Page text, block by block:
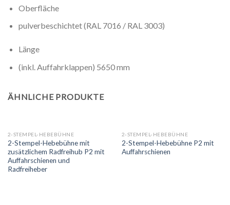
Oberfläche
pulverbeschichtet (RAL 7016 / RAL 3003)
Länge
(inkl. Auffahrklappen) 5650 mm
ÄHNLICHE PRODUKTE
2-STEMPEL-HEBEBÜHNE
2-Stempel-Hebebühne mit
zusätzlichem Radfreihub P2 mit
Auffahrschienen und
Radfreiheber
2-STEMPEL-HEBEBÜHNE
2-Stempel-Hebebühne P2 mit
Auffahrschienen